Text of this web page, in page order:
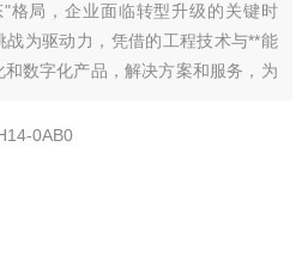
格局，企业面临转型升级的关键时
为驱动力，凭借的工程技术与**能
数字化产品，解决方案和服务，为
量称之为“博大精深，同心致远"。
0AB0